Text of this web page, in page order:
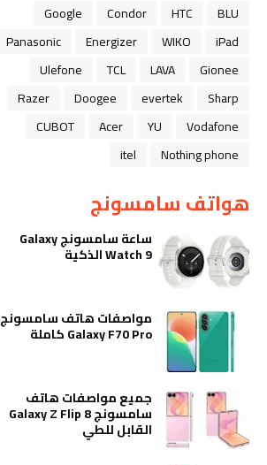
BLU
HTC
Condor
Google
iPad
WIKO
Energizer
Panasonic
Gionee
LAVA
TCL
Ulefone
Sharp
evertek
Doogee
Razer
Vodafone
YU
Acer
CUBOT
Nothing phone
itel
هواتف سامسونج
ساعة سامسونج Galaxy
Watch 9 الذكية
مواصفات هاتف سامسونج
Galaxy F70 Pro كاملة
جميع مواصفات هاتف
سامسونج Galaxy Z Flip 8
القابل للطي